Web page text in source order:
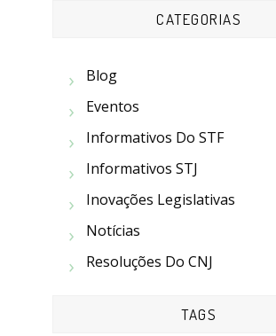
CATEGORIAS
Blog
Eventos
Informativos Do STF
Informativos STJ
Inovações Legislativas
Notícias
Resoluções Do CNJ
TAGS